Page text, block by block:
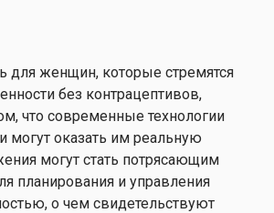
для женщин, которые стремятся
без контрацептивов,
что современные технологии
могут оказать им реальную
могут стать потрясающим
планирования и управления
о чем свидетельствуют